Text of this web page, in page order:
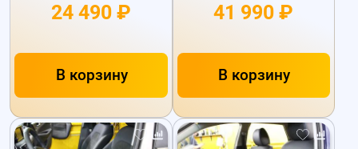
24 490 ₽
В корзину
41 990 ₽
В корзину